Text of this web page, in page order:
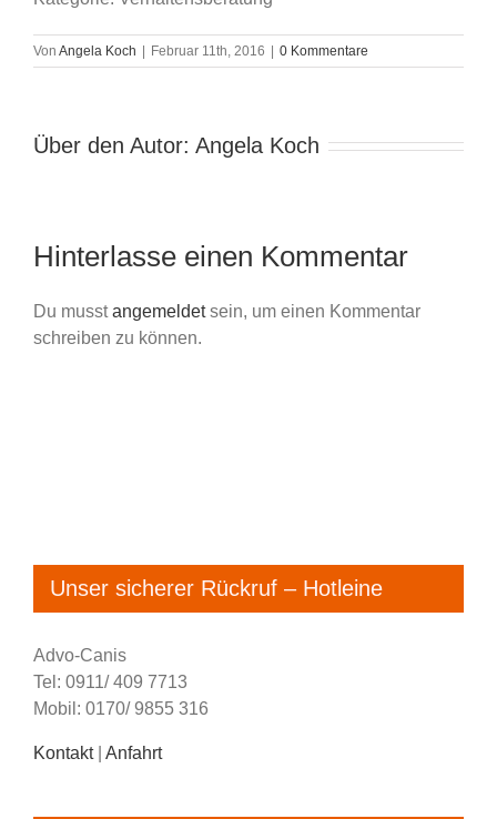
Von Angela Koch Februar 11th, 2016 0 Kommentare
Über den Autor: Angela Koch
Hinterlasse einen Kommentar
Du musstangemeldetsein, um einen Kommentar
schreiben zu können.
Unser sicherer Rückruf – Hotleine
Advo-Canis
Tel: 0911/ 409 7713
Mobil: 0170/ 9855 316
Kontakt| Anfahrt